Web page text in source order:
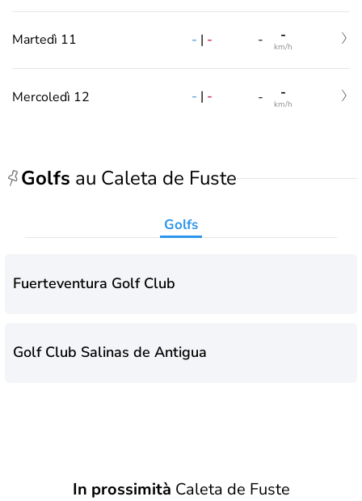
Martedì 11 - | - - -
km/h
Mercoledì 12 - | - - -
km/h
Golfs au Caleta de Fuste
Golfs
Fuerteventura Golf Club
Golf Club Salinas de Antigua‎
In prossimità Caleta de Fuste